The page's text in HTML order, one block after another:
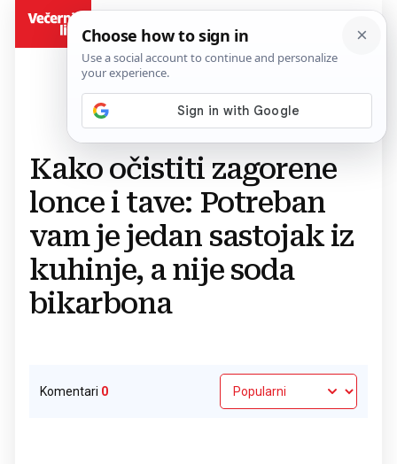
Povratak na članak
Kako očistiti zagorene
lonce i tave: Potreban
vam je jedan sastojak iz
kuhinje, a nije soda
bikarbona
Komentari 0